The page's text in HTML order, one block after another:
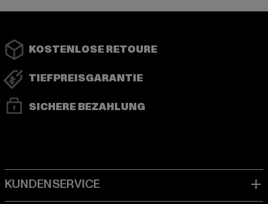
KOSTENLOSE RETOURE
TIEFPREISGARANTIE
SICHERE BEZAHLUNG